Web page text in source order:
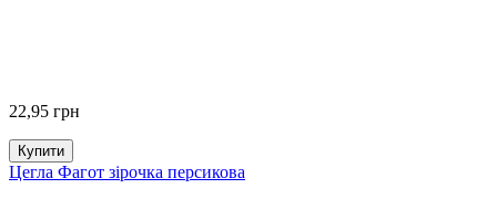
22,95 грн
Купити
Цегла Фагот зірочка персикова